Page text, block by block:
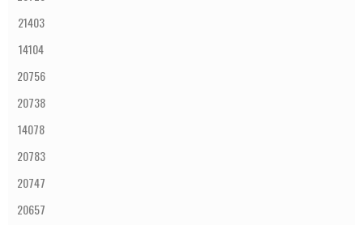
21403
14104
20756
20738
14078
20783
20747
20657